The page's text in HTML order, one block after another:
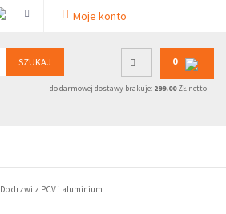
Moje konto
SZUKAJ 0
do darmowej dostawy brakuje: 299.00ZŁ netto
Do drzwi z PCV i aluminium